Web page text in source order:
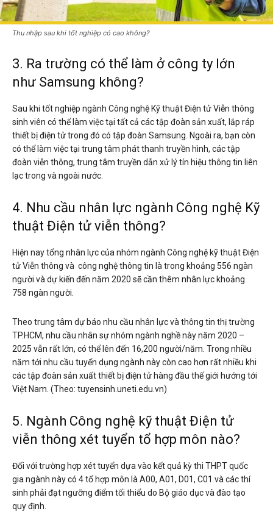
Thu nhập sau khi tốt nghiệp có cao không?
3. Ra trường có thể làm ở công ty lớn
như Samsung không?
Sau khi tốt nghiệp ngành Công nghệ Kỹ thuật Điện tử Viễn thông
sinh viên có thể làm việc tại tất cả các tập đoàn sản xuất, lắp ráp
thiết bị điện tử trong đó có tập đoàn Samsung. Ngoài ra, bạn còn
có thể làm việc tại trung tâm phát thanh truyền hình, các tập
đoàn viễn thông, trung tâm truyền dẫn xử lý tín hiệu thông tin liên
lạc trong và ngoài nước.
4. Nhu cầu nhân lực ngành Công nghệ Kỹ
thuật Điện tử viễn thông?
Hiện nay tổng nhân lực của nhóm ngành Công nghệ kỹ thuật Điện
tử Viễn thông và công nghệ thông tin là trong khoảng 556 ngàn
người và dự kiến đến năm 2020 sẽ cần thêm nhân lực khoảng
758 ngàn người.
Theo trung tâm dự báo nhu cầu nhân lực và thông tin thị trường
TP.HCM, nhu cầu nhân sự nhóm ngành nghề này năm 2020 –
2025 vẫn rất lớn, có thể lên đến 16,200 người/năm. Trong nhiều
năm tới nhu cầu tuyển dụng ngành này còn cao hơn rất nhiều khi
các tập đoàn sản xuất thiết bị điện tử hàng đầu thế giới hướng tới
Việt Nam. (Theo: tuyensinh.uneti.edu.vn)
5. Ngành Công nghệ kỹ thuật Điện tử
viễn thông xét tuyển tổ hợp môn nào?
Đối với trường hợp xét tuyển dựa vào kết quả kỳ thi THPT quốc
gia ngành này có 4 tổ hợp môn là A00, A01, D01, C01 và các thí
sinh phải đạt ngưỡng điểm tối thiểu do Bộ giáo dục và đào tạo
quy định.